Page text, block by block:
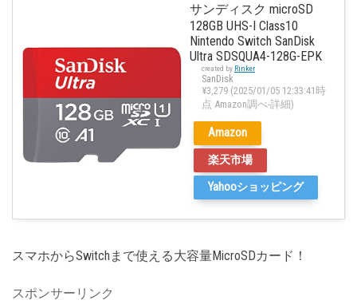
サンディスク microSD
128GB UHS-I Class10
Nintendo Switch SanDisk
Ultra SDSQUA4-128G-EPK
created by Rinker
SanDisk
¥3,279 (2025/01/05 12:33:41時
点 Amazon調べ-詳細)
Amazon
楽天市場
Yahooショッピング
スマホからSwitchまで使える大容量MicroSDカード！
スポンサーリンク